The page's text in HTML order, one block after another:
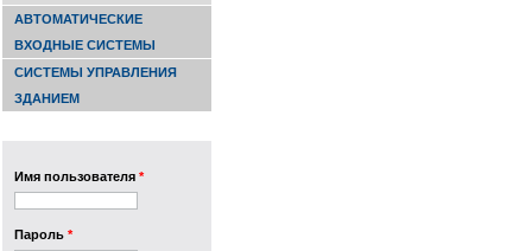
АВТОМАТИЧЕСКИЕ
ВХОДНЫЕ СИСТЕМЫ
СИСТЕМЫ УПРАВЛЕНИЯ
ЗДАНИЕМ
Имя пользователя *
Пароль *